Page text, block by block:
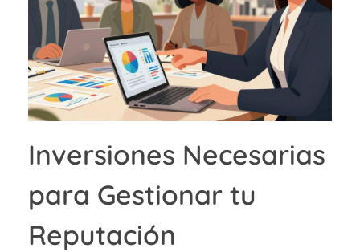
Inversiones Necesarias
para Gestionar tu
Reputación